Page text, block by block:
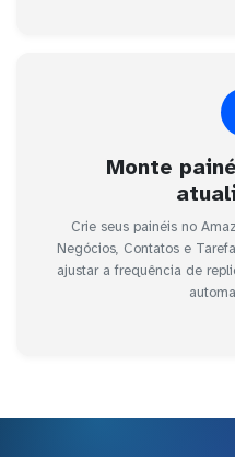
Monte
Crie seus painéis no
Negócios, Contatos e
ajustar a frequência de